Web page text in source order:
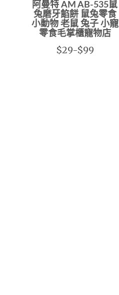
阿曼特 AM AB-535鼠
兔磨牙餡餅 鼠兔零食
小動物 老鼠 兔子 小寵
零食毛掌櫃寵物店
$29-$99